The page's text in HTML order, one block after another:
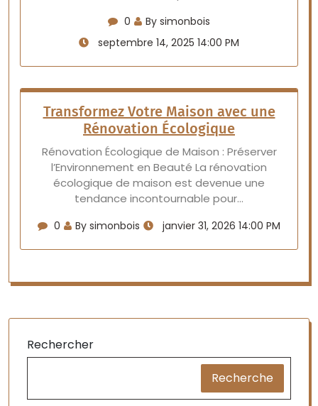
0
By simonbois
septembre 14, 2025 14:00 PM
Transformez Votre Maison avec une
Rénovation Écologique
Rénovation Écologique de Maison : Préserver
l’Environnement en Beauté La rénovation
écologique de maison est devenue une
tendance incontournable pour…
0 By simonbois janvier 31, 2026 14:00 PM
Rechercher
Recherche